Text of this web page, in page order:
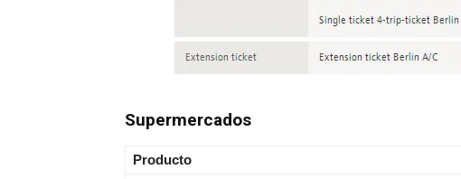
Supermercados
Producto